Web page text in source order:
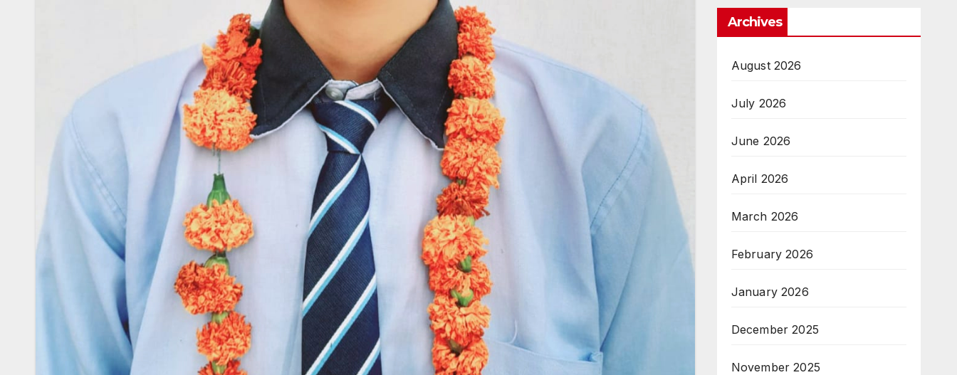
Archives
August 2026
July 2026
June 2026
April 2026
March 2026
February 2026
January 2026
December 2025
November 2025